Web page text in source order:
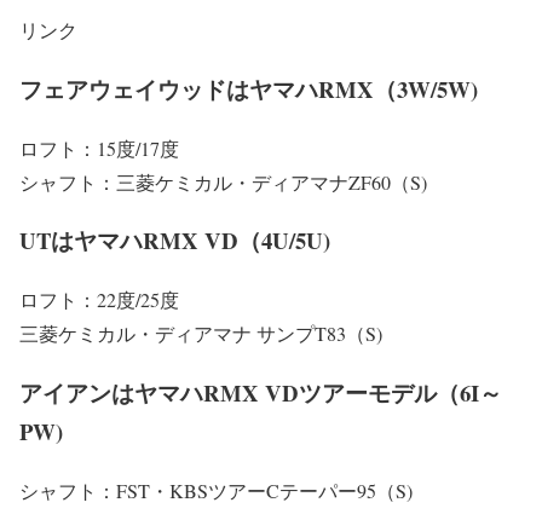
リンク
フェアウェイウッドはヤマハRMX（3W/5W)
ロフト：15度/17度
シャフト：三菱ケミカル・ディアマナZF60（S)
UTはヤマハRMX VD（4U/5U)
ロフト：22度/25度
三菱ケミカル・ディアマナ サンプT83（S)
アイアンはヤマハRMX VDツアーモデル（6I～
PW)
シャフト：FST・KBSツアーCテーパー95（S)